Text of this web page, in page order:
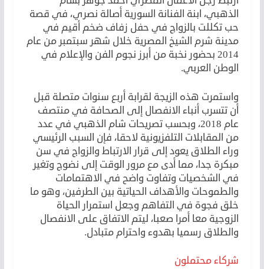
الذهبي، ابنة الفنانة السورية أصالة نصري، في قصة
حب تكللت بالزواج في حفل زفاف ضخم أقيم في
مدينة شرم الشيخ المصرية خلال شهر سبتمبر من عام
2014 بحضور نخبة من أبرز نجوم الفن والإعلام في
الوطن العربي.
واستمرت هذه الزيجة لقرابة أربع سنوات متصلة قبل
أن تتسرب أنباء الانفصال إلى الصحافة في منتصف
عام 2018، وبحسب تصريحات شام الذهبي في عدد
من المقابلات التلفزيونية لاحقا، فإن السبب الرئيسي
وراء الطلاق يعود إلى قرار الارتباط والزواج في سن
مبكرة جدا، مما أدى مع مرور الوقت إلى نضوج وتغير
في الشخصيات وتفاوت واضح في الاهتمامات
والطموحات والأهداف الحياتية بين الطرفين، وهو ما
خلق فجوة في التفاهم وجعل استمرار الحياة
الزوجية معا أمرا صعبا، ليتم الاتفاق على الانفصال
والطلاق رسميا بهدوء واحترام متبادل.
شركاء محتملون